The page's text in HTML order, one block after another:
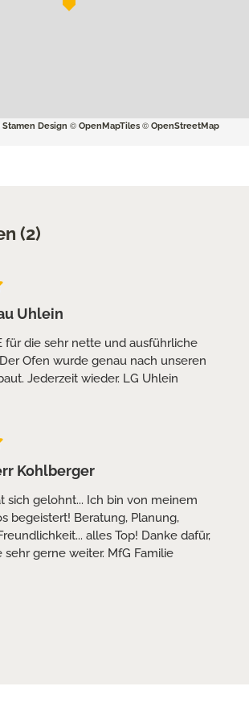
Design © OpenMapTiles © OpenStreetMap
(2)
Uhlein
für die sehr nette und ausführliche
Ofen wurde genau nach unseren
Jederzeit wieder. LG Uhlein
Kohlberger
sich gelohnt... Ich bin von meinem
begeistert! Beratung, Planung,
alles Top! Danke dafür,
gerne weiter. MfG Familie